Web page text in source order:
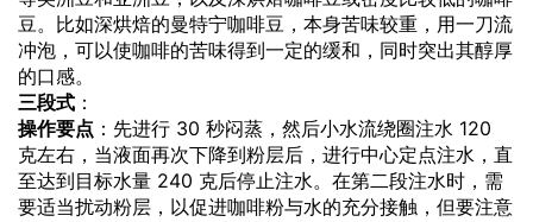
豆。比如深烘焙的曼特宁咖啡豆，本身苦味较重，用一刀流
冲泡，可以使咖啡的苦味得到一定的缓和，同时突出其醇厚
的口感。
三段式 ：
操作要点 ：先进行 30 秒闷蒸，然后小水流绕圈注水 120
克左右，当液面再次下降到粉层后，进行中心定点注水，直
至达到目标水量 240 克后停止注水。在第二段注水时，需
要适当扰动粉层，以促进咖啡粉与水的充分接触，但要注意